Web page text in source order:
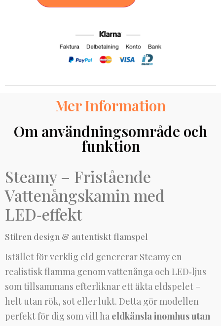
Mer Information
Om användningsområde och
funktion
Steamy – Fristående
Vattenångskamin med
LED‑effekt
Stilren design & autentiskt flamspel
Istället för verklig eld genererar Steamy en
realistisk flamma genom vattenånga och LED‑ljus
som tillsammans efterliknar ett äkta eldspelet –
helt utan rök, sot eller lukt. Detta gör modellen
perfekt för dig som vill ha eldkänsla inomhus utan